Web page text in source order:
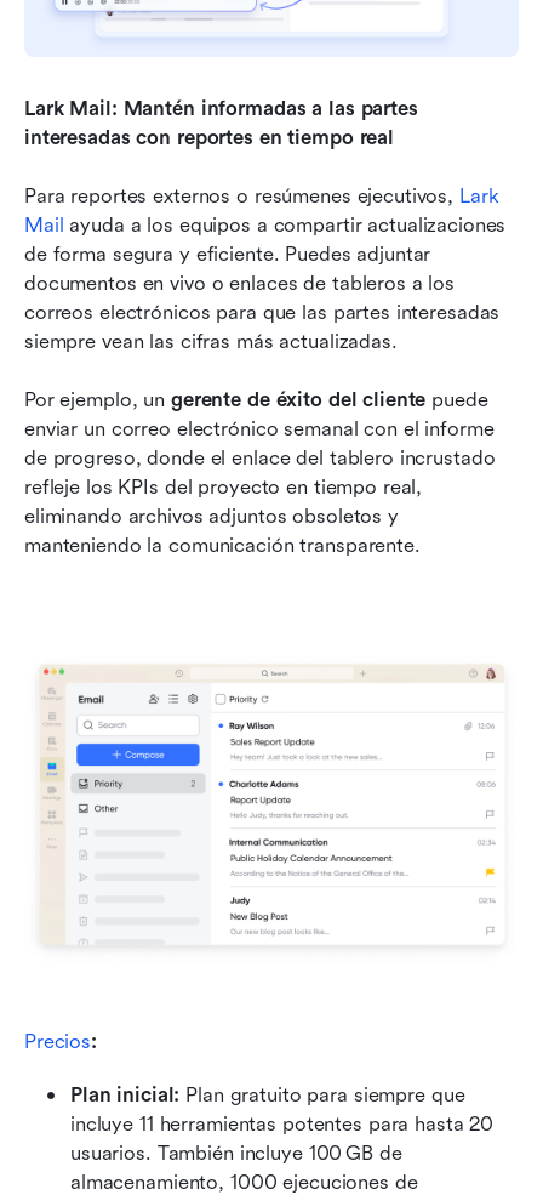
Lark Mail: Mantén informadas a las partes
interesadas con reportes en tiempo real
Para reportes externos o resúmenes ejecutivos, Lark
Mail ayuda a los equipos a compartir actualizaciones
de forma segura y eficiente. Puedes adjuntar
documentos en vivo o enlaces de tableros a los
correos electrónicos para que las partes interesadas
siempre vean las cifras más actualizadas.
Por ejemplo, un gerente de éxito del cliente puede
enviar un correo electrónico semanal con el informe
de progreso, donde el enlace del tablero incrustado
refleje los KPIs del proyecto en tiempo real,
eliminando archivos adjuntos obsoletos y
manteniendo la comunicación transparente.
Precios:
Plan inicial: Plan gratuito para siempre que
incluye 11 herramientas potentes para hasta 20
usuarios. También incluye 100 GB de
almacenamiento, 1000 ejecuciones de